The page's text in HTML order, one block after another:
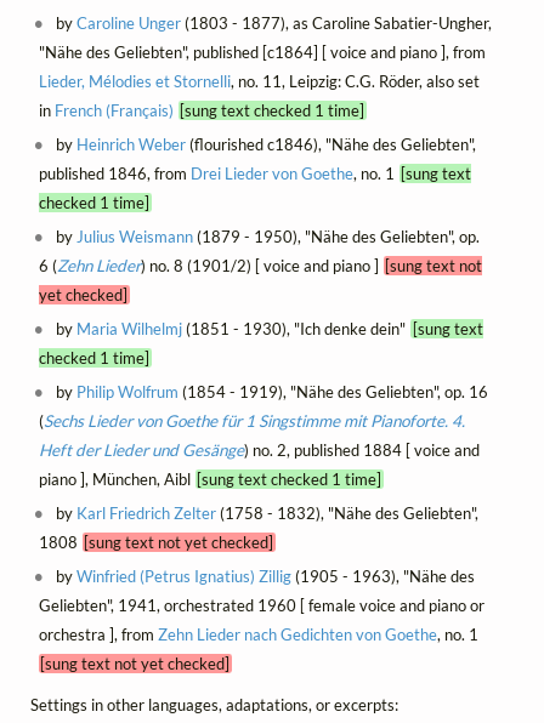
byCaroline Unger(1803 - 1877), as Caroline Sabatier-Ungher,
"Nähe des Geliebten", published [c1864] [ voice and piano ], from
Lieder, Mélodies et Stornelli, no. 11, Leipzig: C.G. Röder, also set
in French (Français) [sung text checked 1 time]
by Heinrich Weber(flourished c1846), "Nähe des Geliebten",
published 1846, from Drei Lieder von Goethe, no. 1
[sung text
checked 1 time]
by Julius Weismann(1879 - 1950), "Nähe des Geliebten", op.
6 (Zehn Lieder) no. 8 (1901/2) [ voice and piano ] [sung text not
yet checked]
by Maria Wilhelmj(1851 - 1930), "Ich denke dein" [sung text
checked 1 time]
by Philip Wolfrum (1854 - 1919), "Nähe des Geliebten", op. 16
(Sechs Lieder von Goethe für 1 Singstimme mit Pianoforte. 4.
Heft der Lieder und Gesänge) no. 2, published 1884 [ voice and
piano ], München, Aibl [sung text checked 1 time]
by Karl Friedrich Zelter(1758 - 1832), "Nähe des Geliebten",
1808 [sung text not yet checked]
byWinfried (Petrus Ignatius) Zillig(1905 - 1963), "Nähe des
Geliebten", 1941, orchestrated 1960 [ female voice and piano or
orchestra ], from Zehn Lieder nach Gedichten von Goethe, no. 1
[sung text not yet checked]
Settings in other languages, adaptations, or excerpts: